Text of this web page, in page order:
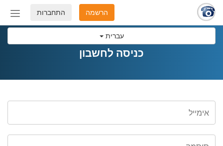
עברית
מצב
התחברות הרשמה
כניסה לחשבון